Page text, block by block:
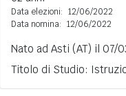
Data elezioni: 12/06/2022
Data nomina: 12/06/2022
Nato ad Asti (AT) il 07/
Titolo di Studio: